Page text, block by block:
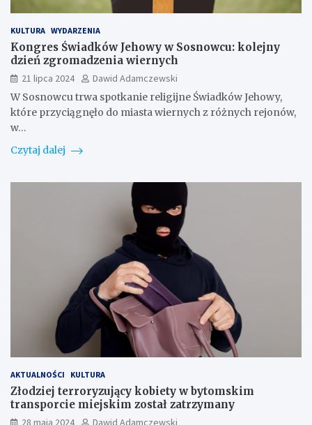
KULTURA WYDARZENIA
Kongres Świadków Jehowy w Sosnowcu: kolejny
dzień zgromadzenia wiernych
21 lipca 2024
Dawid Adamczewski
W Sosnowcu trwa spotkanie religijne Świadków Jehowy,
które przyciągnęło do miasta wiernych z różnych rejonów,
w…
Czytaj dalej
AKTUALNOŚCI KULTURA
Złodziej terroryzujący kobiety w bytomskim
transporcie miejskim został zatrzymany
28 maja 2024 Dawid Adamczewski